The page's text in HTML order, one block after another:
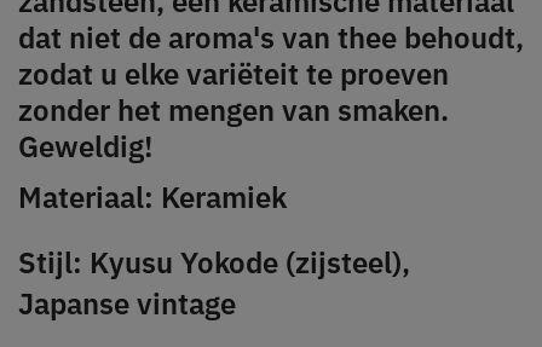
dat niet de aroma's van thee behoudt,
zodat u elke variëteit te proeven
zonder het mengen van smaken.
Geweldig!
Materiaal: Keramiek
Stijl: Kyusu Yokode (zijsteel),
Japanse vintage